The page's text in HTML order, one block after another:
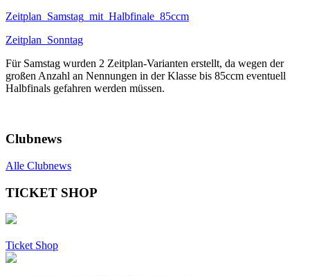
Zeitplan_Samstag_mit_Halbfinale_85ccm
Zeitplan_Sonntag
Für Samstag wurden 2 Zeitplan-Varianten erstellt, da wegen der
großen Anzahl an Nennungen in der Klasse bis 85ccm eventuell
Halbfinals gefahren werden müssen.
Clubnews
Alle Clubnews
TICKET SHOP
Ticket Shop